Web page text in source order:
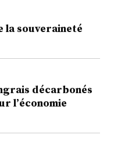
la souveraineté
décarbonés
l’économie